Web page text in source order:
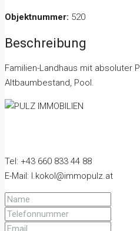
Objektnummer: 520
Beschreibung
Familien-Landhaus mit absoluter
Altbaumbestand, Pool.
Tel: +43 660 833 44 88
E-Mail: l.kokol@immopulz.at